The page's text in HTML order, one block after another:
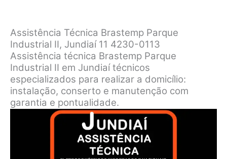
Assistência Técnica Brastemp Parque
Industrial II, Jundiaí 11 4230-0113
Assistência técnica Brastemp Parque
Industrial II em Jundiaí técnicos
especializados para realizar a domicílio:
instalação, conserto e manutenção com
garantia e pontualidade.